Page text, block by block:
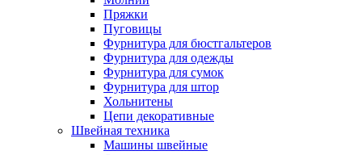
Пряжки
Пуговицы
Фурнитура для бюстгальтеров
Фурнитура для одежды
Фурнитура для сумок
Фурнитура для штор
Хольнитены
Цепи декоративные
Швейная техника
Машины швейные